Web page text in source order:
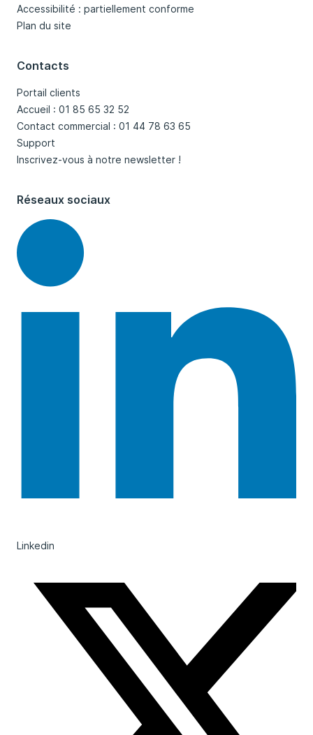
Accessibilité : partiellement conforme
Plan du site
Contacts
Portail clients
Accueil : 01 85 65 32 52
Contact commercial : 01 44 78 63 65
Support
Inscrivez-vous à notre newsletter !
Réseaux sociaux
Linkedin